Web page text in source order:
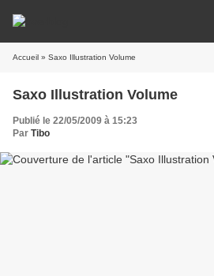
Accueil » Saxo Illustration Volume
Saxo Illustration Volume
Publié le 22/05/2009 à 15:23
Par Tibo